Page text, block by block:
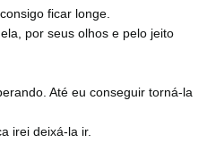
ficar longe.
por seus olhos e pelo jeito
Até eu conseguir torná-la
irei deixá-la ir.